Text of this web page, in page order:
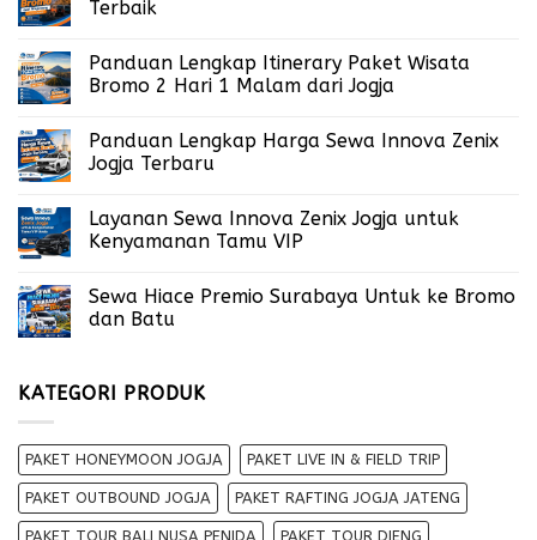
Terbaik
Panduan Lengkap Itinerary Paket Wisata
Bromo 2 Hari 1 Malam dari Jogja
Panduan Lengkap Harga Sewa Innova Zenix
Jogja Terbaru
Layanan Sewa Innova Zenix Jogja untuk
Kenyamanan Tamu VIP
Sewa Hiace Premio Surabaya Untuk ke Bromo
dan Batu
KATEGORI PRODUK
PAKET HONEYMOON JOGJA PAKET LIVE IN & FIELD TRIP
PAKET OUTBOUND JOGJA PAKET RAFTING JOGJA JATENG
PAKET TOUR BALI NUSA PENIDA PAKET TOUR DIENG